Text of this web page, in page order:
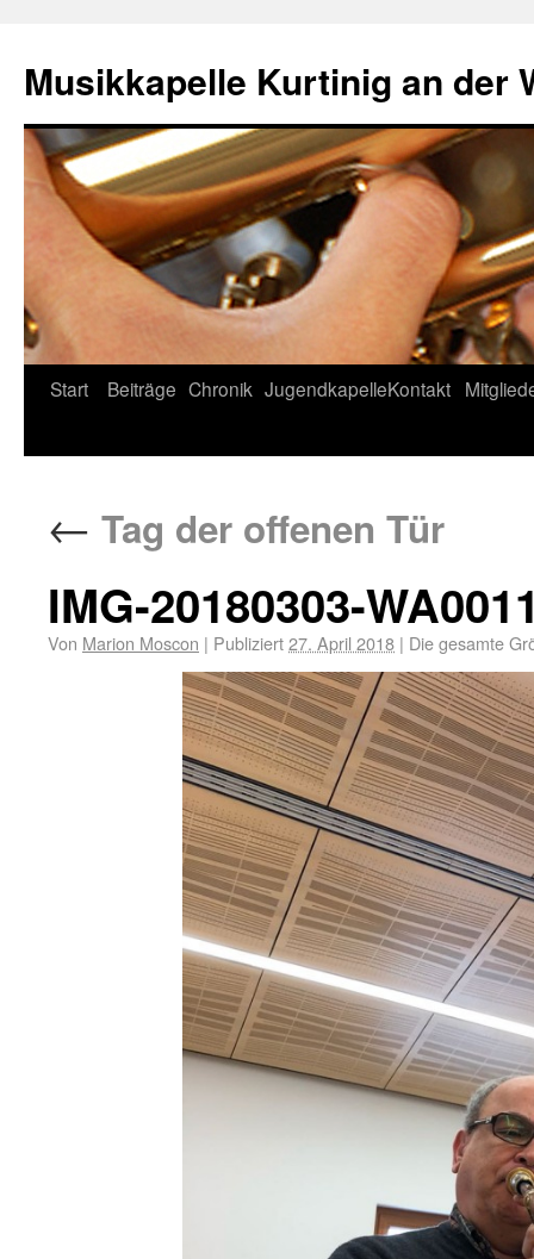
Musikkapelle Kurtinig an der
Start Beiträge Chronik JugendkapelleKontakt
← Tag der offenen Tür
IMG-20180303-
Von Marion Moscon | Publiziert27. April 2018 | Die gesamte